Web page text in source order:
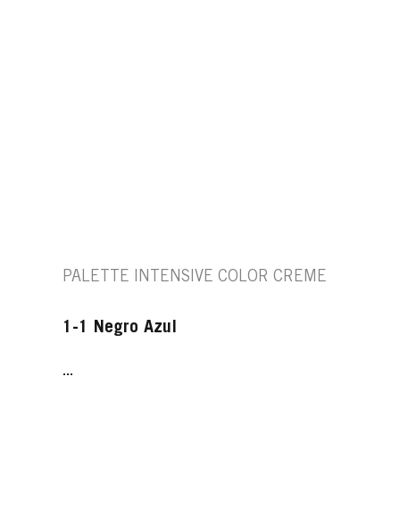
PALETTE INTENSIVE COLOR CREME
1-1 Negro Azul
...